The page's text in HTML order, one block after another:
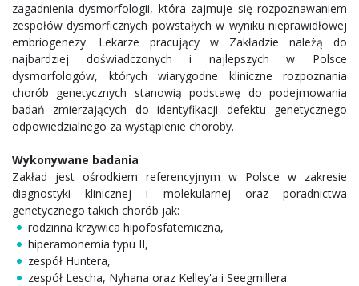
zagadnienia dysmorfologii, która zajmuje się rozpoznawaniem
zespołów dysmorficznych powstałych w wyniku nieprawidłowej
embriogenezy. Lekarze pracujący w Zakładzie należą do
najbardziej doświadczonych i najlepszych w Polsce
dysmorfologów, których wiarygodne kliniczne rozpoznania
chorób genetycznych stanowią podstawę do podejmowania
badań zmierzających do identyfikacji defektu genetycznego
odpowiedzialnego za wystąpienie choroby.
Wykonywane badania
Zakład jest ośrodkiem referencyjnym w Polsce w zakresie
diagnostyki klinicznej i molekularnej oraz poradnictwa
genetycznego takich chorób jak:
rodzinna krzywica hipofosfatemiczna,
hiperamonemia typu II,
zespół Huntera,
zespół Lescha, Nyhana oraz Kelley'a i Seegmillera